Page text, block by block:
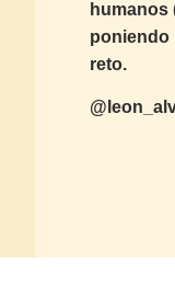
humanos
poniendo
reto.